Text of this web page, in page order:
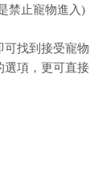
禁止寵物進入)
可找到接受寵物
選項，更可直接